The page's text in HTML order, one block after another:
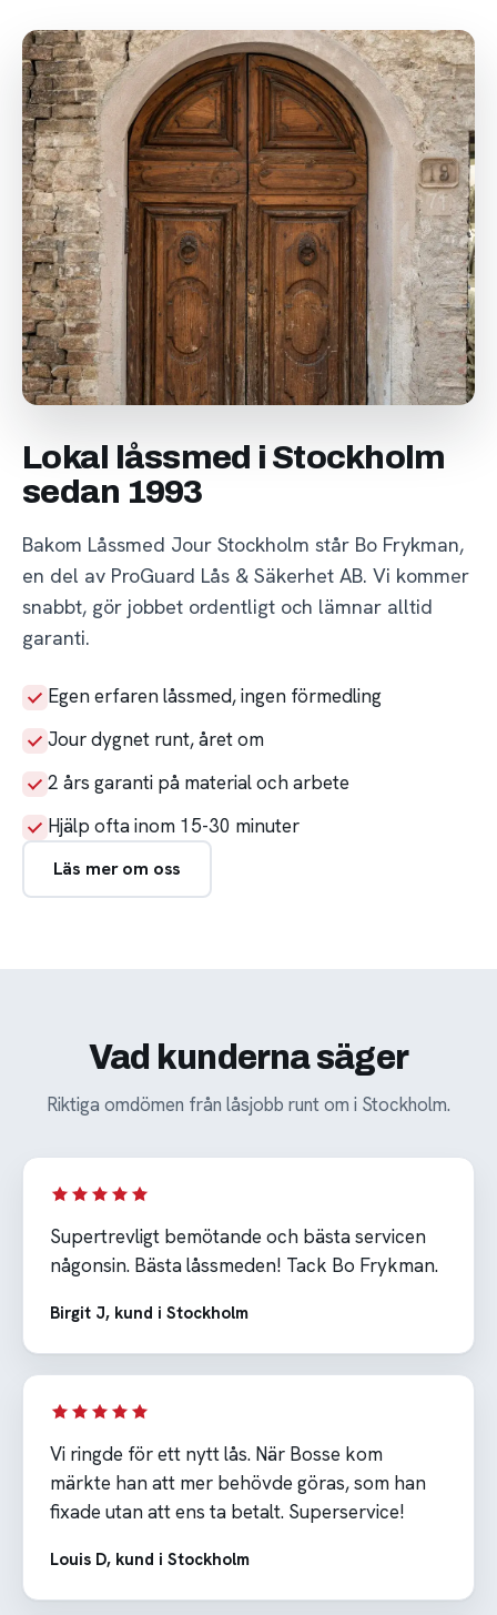
Lokal låssmed i Stockholm
sedan 1993
Bakom Låssmed Jour Stockholm står Bo Frykman,
en del av ProGuard Lås & Säkerhet AB. Vi kommer
snabbt, gör jobbet ordentligt och lämnar alltid
garanti.
Egen erfaren låssmed, ingen förmedling
Jour dygnet runt, året om
2 års garanti på material och arbete
Hjälp ofta inom 15-30 minuter
Läs mer om oss
Vad kunderna säger
Riktiga omdömen från låsjobb runt om i Stockholm.
Supertrevligt bemötande och bästa servicen
någonsin. Bästa låssmeden! Tack Bo Frykman.
Birgit J, kund i Stockholm
Vi ringde för ett nytt lås. När Bosse kom
märkte han att mer behövde göras, som han
fixade utan att ens ta betalt. Superservice!
Louis D, kund i Stockholm